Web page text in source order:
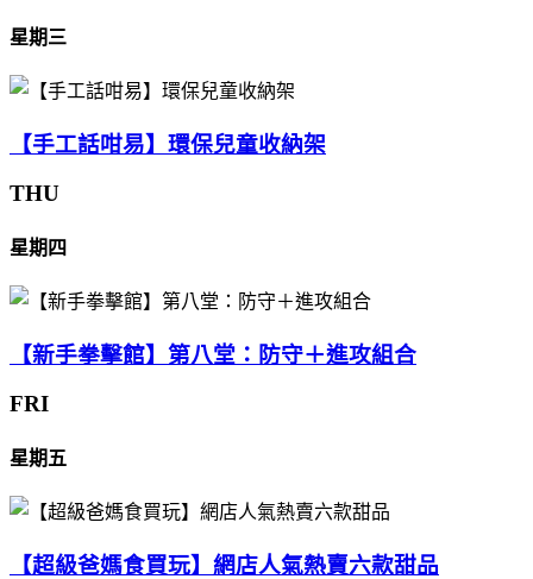
星期三
【手工話咁易】環保兒童收納架
THU
星期四
【新手拳擊館】第八堂：防守＋進攻組合
FRI
星期五
【超級爸媽食買玩】網店人氣熱賣六款甜品